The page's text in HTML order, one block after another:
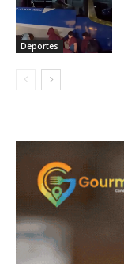
Deportes